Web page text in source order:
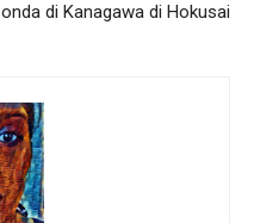
onda di Kanagawa di Hokusai